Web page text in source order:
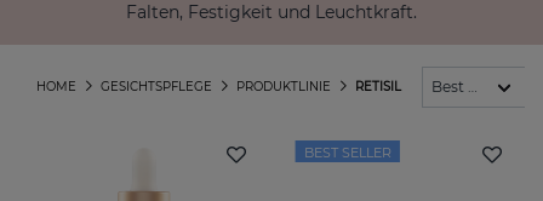
Falten, Festigkeit und Leuchtkraft.
RETISIL
PRODUKTLINIE
GESICHTSPFLEGE
HOME
BEST SELLER